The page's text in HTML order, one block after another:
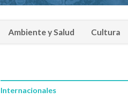
Ambiente y Salud Cultura
Internacionales